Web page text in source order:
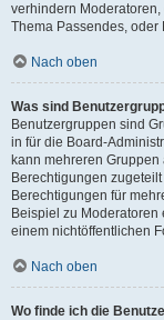
verhindern Moderatoren,
Thema Passendes,
Nach oben
Was sind
Benutzergruppen sind
in für die Board-
kann mehreren
Berechtigungen
Berechtigungen für
Beispiel zu
einem nichtöffentlichen
Nach oben
Wo finde ich die